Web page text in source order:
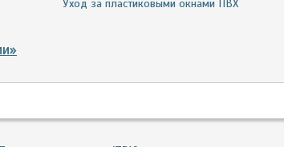
Уход за пластиковыми окнами ПВХ